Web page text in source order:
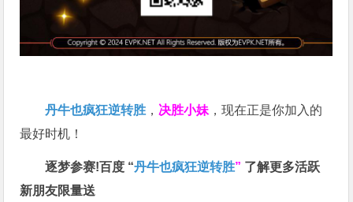
丹牛也疯狂逆转胜 ， 决胜小妹 ，现在正是你加入的
最好时机！
逐梦参赛!百度 “丹牛也疯狂逆转胜” 了解更多活跃
新朋友限量送